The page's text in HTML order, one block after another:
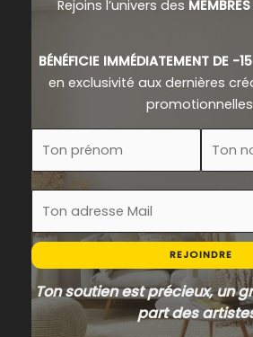
Rejoins l’univers des
BÉNÉFICIE IMMÉDIATEMENT DE -
en exclusivité aux dernières
REJOINDRE
Ton soutien est précieux, un
part des